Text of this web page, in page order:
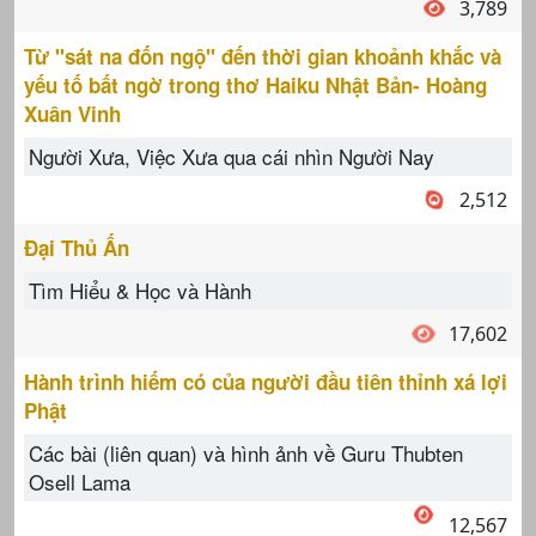
3,789
Từ "sát na đốn ngộ" đến thời gian khoảnh khắc và
yếu tố bất ngờ trong thơ Haiku Nhật Bản- Hoàng
Xuân Vinh
Người Xưa, Việc Xưa qua cái nhìn Người Nay
2,512
Đại Thủ Ấn
Tìm Hiểu & Học và Hành
17,602
Hành trình hiếm có của người đầu tiên thỉnh xá lợi
Phật
Các bài (liên quan) và hình ảnh về Guru Thubten
Osell Lama
12,567